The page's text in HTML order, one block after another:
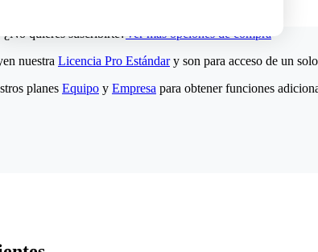
¿No quieres suscribirte?Ver más opciones de compra
nuestra Licencia Pro Estándary son para acceso de un
planes Equipo y Empresa para obtener funciones